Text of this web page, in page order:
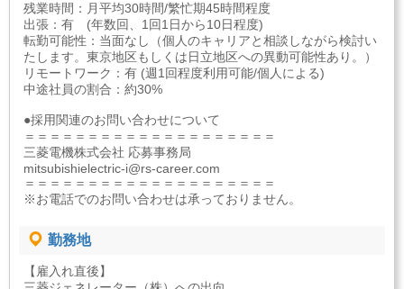
残業時間：月平均30時間/繁忙期45時間程度
出張：有 (年数回、1回1日から10日程度)
転勤可能性：当面なし（個人のキャリアと相談しながら検討い
たします。東京地区もしくは日立地区への異動可能性あり。）
リモートワーク：有 (週1回程度利用可能/個人による)
中途社員の割合：約30%
●採用関連のお問い合わせについて
＝＝＝＝＝＝＝＝＝＝＝＝＝＝＝＝＝＝＝＝
三菱電機株式会社 応募事務局
mitsubishielectric-i@rs-career.com
＝＝＝＝＝＝＝＝＝＝＝＝＝＝＝＝＝＝＝＝
※お電話でのお問い合わせは承っておりません。
勤務地
【雇入れ直後】